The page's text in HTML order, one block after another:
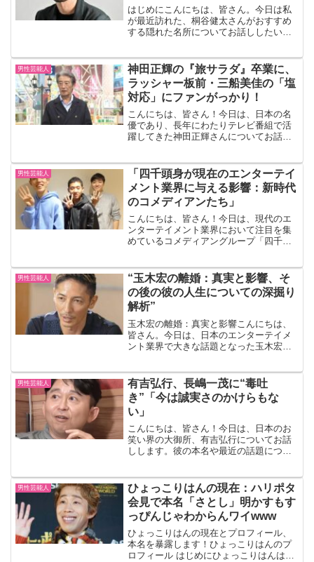
はじめにこんにちは、皆さん。今日は私
が最近訪れた、桐谷健太さんがおすすめ
する隠れた名所についてお話ししたいと
です。用賀の魅力用賀は、東京都世田谷
区に位置する静かな住宅街...
男性芸能人
神田正輝の『旅サラダ』卒業に、
ラッシャー板前・三船美佳の「塩
対応」にファンがっかり！
こんにちは、皆さん！今日は、日本の名
優であり、長年にわたりテレビ番組で活
躍してきた神田正輝さんについてお話し
田正輝の『旅サラダ』卒業神田正輝さん
は、1997年から長年に...
男性芸能人
「四千頭身が現在のエンターテイ
メント業界に与える影響：新時代
のコメディアンたち」
こんにちは、皆さん！今日は、現代のエ
ンターテイメント業界において注目を集
めているコメディアングループ「四千頭
いるのか、その魅力と影響力について掘
り下げていきましょう。四...
男性芸能人
“玉木宏の離婚：真実と影響、そ
の後の彼の人生についての深掘り
解析”
玉木宏の離婚：真実と影響こんにちは、
皆さん。今日は、日本のエンターテイメ
ント業界で大きな話題となった玉木宏の
スと演技力で多くのファンを持つ俳優で
すよね。しかし、彼のプラ...
男性芸能人
有吉弘行、長嶋一茂に“毒吐
き”「今は誠実さのかけらもな
い」
こんにちは、皆さん！今日は、日本のお
笑い界の大御所、有吉弘行についてお話
しします。彼の本名や最近の話題につい
名についてです。彼の本名は「有吉 弘行
（ありよし ひろいき）」...
男性芸能人
ひょっこりはんの現在：ハリポタ
会見で本名「さとし」明かすもす
っぴんじゃわからんワイwww
ひょっこりはんの現在とプロフィール、
本名を暴露します！ひょっこりはんのプ
ロフィール はじめにひょっこりはんは、